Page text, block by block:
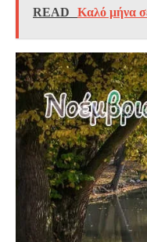
READ Καλό μήνα